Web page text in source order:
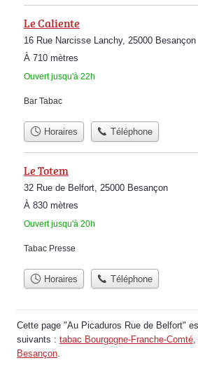
Le Caliente
16 Rue Narcisse Lanchy, 25000 Besançon
À 710 mètres
Ouvert jusqu'à 22h
Bar Tabac
Horaires Téléphone
Le Totem
32 Rue de Belfort, 25000 Besançon
À 830 mètres
Ouvert jusqu'à 20h
Tabac Presse
Horaires Téléphone
Cette page "Au Picaduros Rue de Belfort"
suivants : tabac Bourgogne-Franche-Comté
Besançon